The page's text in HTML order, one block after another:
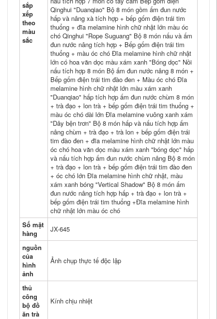
sắp
xếp
theo
màu
sắc
Qinghui "Duanqiao" Bộ 8 món gồm ấm đun nước
hấp và nâng xà tích hợp + bếp gốm điện trái tim
thuổng + đĩa melamine hình chữ nhật lớn màu óc
chó Qinghui "Rope Suguang" Bộ 8 món nấu và ấm
đun nước nâng tích hợp + Bếp gốm điện trái tim
thuổng + màu óc chó Đĩa melamine hình chữ nhật
lớn có hoa văn dọc màu xám xanh "Bóng dọc" Nồi
nấu tích hợp 8 món Bộ ấm đun nước nâng 8 món +
Bếp gốm điện trái tim đào đen + Màu óc chó Đĩa
melamine hình chữ nhật lớn màu xám xanh
"Duanqiao" hấp tích hợp ấm đun nước chùm 8 món
+ trà đạo + lon trà + bếp gốm điện trái tim thuổng +
màu óc chó dài lớn Đĩa melamine vuông xanh xám
"Dây bện trơn" Bộ 8 món hấp và nấu tích hợp ấm
nâng chùm + trà đạo + trà lon + bếp gốm điện trái
tim đào đen + đĩa melamine hình chữ nhật lớn màu
óc chó hoa văn dọc màu xám xanh "bóng dọc" hấp
và nấu tích hợp ấm đun nước chùm nâng Bộ 8 món
+ trà đạo + lon trà + bếp gốm điện trái tim đào đen
+ óc chó lớn Đĩa melamine hình chữ nhật, màu
xám xanh bóng "Vertical Shadow" Bộ 8 món ấm
đun nước nâng tích hợp hấp + trà đạo + lon trà +
bếp gốm điện trái tim thuổng +Đĩa melamine hình
chữ nhật lớn màu óc chó
Số mặt
hàng
JX-645
nguồn
của
hình
ảnh
Ảnh chụp thực tế độc lập
thủ
công
bộ đồ
ăn trà
Kính chịu nhiệt